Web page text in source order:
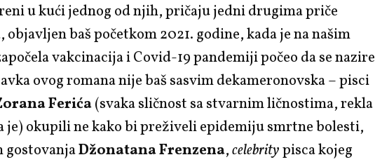
u kući jednog od njih, pričaju jedni drugima priče
baš početkom 2021. godine, kada je na našim
vakcinacija i Covid-19 pandemiji počeo da se nazire
ovog romana nije baš sasvim dekameronovska – pisci
Ferića(svaka sličnost sa stvarnim ličnostima, rekla
je) okupili ne kako bi preživeli epidemiju smrtne bolesti,
gostovanjaDžonatana Frenzena,celebritypisca kojeg